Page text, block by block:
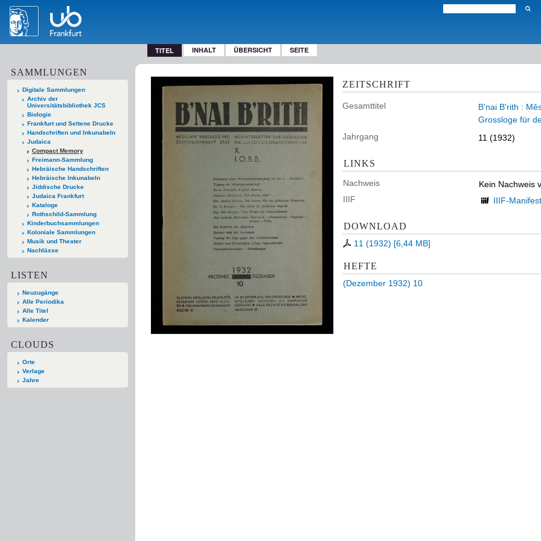
TITEL INHALT ÜBERSICHT SEITE
SAMMLUNGEN
Digitale Sammlungen
Archiv der
Universitätsbibliothek JCS
Biologie
Frankfurt und Seltene Drucke
Handschriften und Inkunabeln
Judaica
Compact Memory
Freimann-Sammlung
Hebräische Handschriften
Hebräische Inkunabeln
Jiddische Drucke
Judaica Frankfurt
Kataloge
Rothschild-Sammlung
Kinderbuchsammlungen
Koloniale Sammlungen
Musik und Theater
Nachlässe
LISTEN
Neuzugänge
Alle Periodika
Alle Titel
Kalender
CLOUDS
Orte
Verlage
Jahre
ZEITSCHRIFT
Gesamttitel
B'nai B'rith :
Grossloge für
Jahrgang
11 (1932)
LINKS
Nachweis
Kein Nachweis
IIIF
IIIF-Manifest
DOWNLOAD
11 (1932) [6,44 MB]
HEFTE
(Dezember 1932) 10